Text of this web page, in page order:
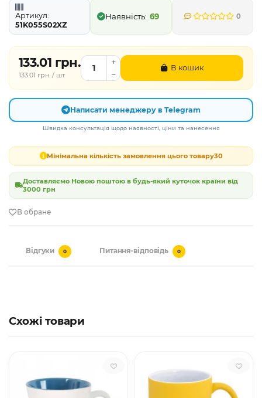
Артикул:
51K055S02XZ
69 0
133.01 грн.
133.01 грн. / шт
В кошик
Написати менеджеру в Telegram
Швидка консультація щодо наявності, ціни та нанесення
Мінімальна кількість замовлення цього товару30
Доставляємо Новою поштою в будь-який куточок країни від
3000 грн
В обране
Відгуки 0 Питання-відповідь 0
Схожі товари